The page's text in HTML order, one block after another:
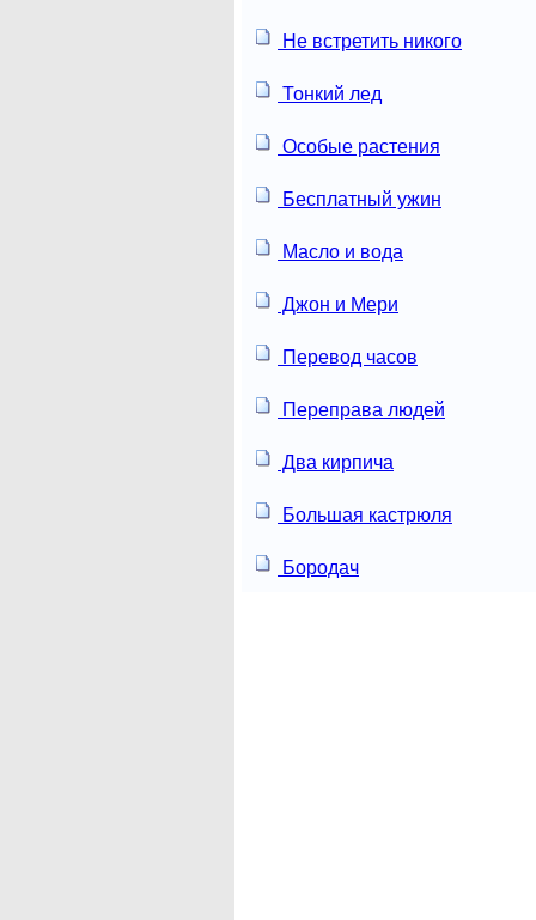
Не встретить никого
Тонкий лед
Особые растения
Бесплатный ужин
Масло и вода
Джон и Мери
Перевод часов
Переправа людей
Два кирпича
Большая кастрюля
Бородач